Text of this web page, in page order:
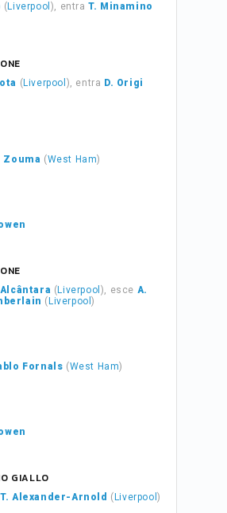
( Liverpool ), entraT. Minamino
( Liverpool ), entra D. Origi
Zouma (West Ham)
( Liverpool ), esce A.
( Liverpool)
Fornals (West Ham)
GIALLO
T. Alexander-Arnold ( Liverpool)